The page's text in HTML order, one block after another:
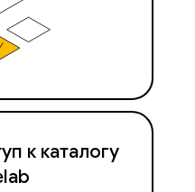
к каталогу